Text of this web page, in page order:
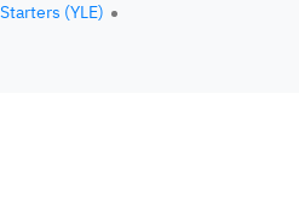
(YLE)